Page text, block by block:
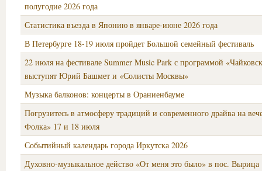
полугодие 2026 года
Статистика въезда в Японию в январе-июне 2026 года
В Петербурге 18-19 июля пройдет Большой семейный фестиваль
22 июля на фестивале Summer Music Park с программой
выступят Юрий Башмет и «Солисты Москвы»
Музыка балконов: концерты в Ораниенбауме
Погрузитесь в атмосферу традиций и современного драйва на
Фолка» 17 и 18 июля
Событийный календарь города Иркутска 2026
Духовно-музыкальное действо «От меня это было» в пос. Вырица